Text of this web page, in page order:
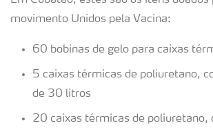
movimento Unidos pela Vacina:
60 bobinas de gelo para caixas
5 caixas térmicas de poliuretano,
de 30 litros
20 caixas térmicas de poliuretano,